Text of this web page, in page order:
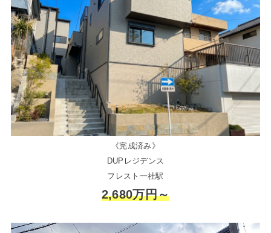
《完成済み》
DUPレジデンス
フレスト一社駅
2,680万円～